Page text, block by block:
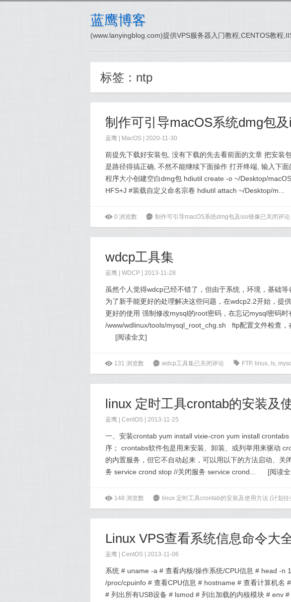
蓝鹰博客
(www.lanyingblog.com)提供VPS服务器入门教程,CENTOS教程
标签： ntp
制作可引导macOS系统dmg包
蓝鹰 | MacOS | 2020-11-30
前提先下载好安装包, 没有下载的先去看前面的文章 把安装
是路径得搞正确, 不然不能继续下面操作 打开终端, 输入下
程序大小创建空白dmg包 hdiutil create -o ~/Desktop/
HFS+J #装载自定义命名宗卷 hdiutil attach ~/Desktop/m...
ė 0 浏览数 6 制作可引导macOS系统dmg包及iso镜像已关闭评论
wdcp工具集
蓝鹰 | WDCP | 2013-11-28
虽然个人觉得wdcp已经不错了，但由于系统，环境，基础
为了新手能更好的处理解决这些问题，在wdcp2.2开始，提
更好的使用 强制修改mysql的root密码，在忘记mysql密码时
/www/wdlinux/tools/mysql_root_chg.sh ftp配置文件检查，
[阅读全文]
ė 131 浏览数 6 wdcp工具集已关闭评论 0 FTP, linux, ls,
linux 定时工具crontab的安装及
蓝鹰 | CentOS | 2013-11-25
一、安装crontab yum install vixie-cron yum install
序； crontabs软件包是用来安装、卸装、或列举用来驱动
的内置服务，但它不自动起来，可以用以下的方法启动、
务 service crond stop //关闭服务 service crond...
[阅读
ė 148 浏览数 6 linux 定时工具crontab的安装及使用方法 (计划任
Linux VPS查看系统信息命令大
蓝鹰 | CentOS | 2013-11-06
系统 # uname -a # 查看内核/操作系统/CPU信息 # head -n
/proc/cpuinfo # 查看CPU信息 # hostname # 查看计算机名
# 列出所有USB设备 # lsmod # 列出加载的内核模块 # env